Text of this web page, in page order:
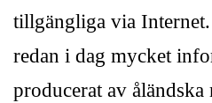
tillgängliga via
redan i dag mycket
producerat av